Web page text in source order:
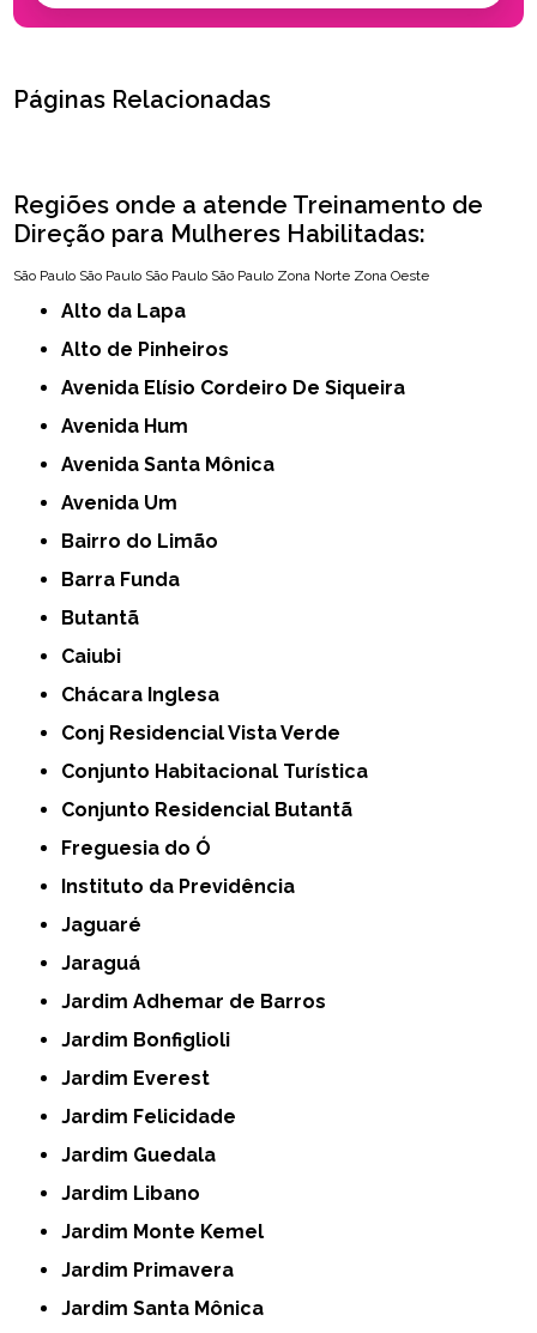
Páginas Relacionadas
Regiões onde a atende Treinamento de
Direção para Mulheres Habilitadas:
São Paulo São Paulo São Paulo São Paulo Zona Norte Zona Oeste
Alto da Lapa
Alto de Pinheiros
Avenida Elísio Cordeiro De Siqueira
Avenida Hum
Avenida Santa Mônica
Avenida Um
Bairro do Limão
Barra Funda
Butantã
Caiubi
Chácara Inglesa
Conj Residencial Vista Verde
Conjunto Habitacional Turística
Conjunto Residencial Butantã
Freguesia do Ó
Instituto da Previdência
Jaguaré
Jaraguá
Jardim Adhemar de Barros
Jardim Bonfiglioli
Jardim Everest
Jardim Felicidade
Jardim Guedala
Jardim Libano
Jardim Monte Kemel
Jardim Primavera
Jardim Santa Mônica